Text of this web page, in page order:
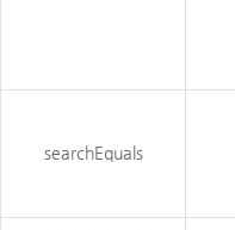
searchEquals